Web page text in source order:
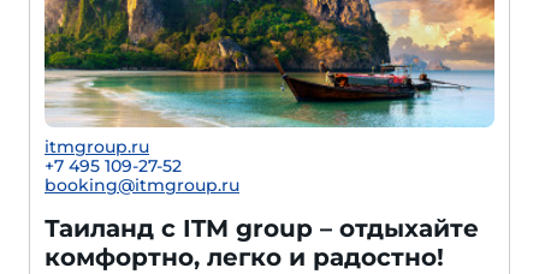
itmgroup.ru
+7 495 109-27-52
booking@itmgroup.ru
Таиланд с ITM group – отдыхайте
комфортно, легко и радостно!